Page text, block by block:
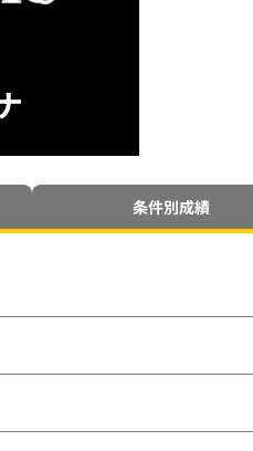
条件別成績